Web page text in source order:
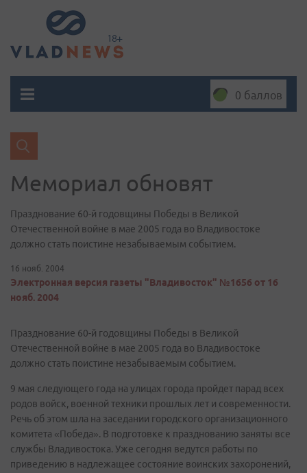
0 баллов
Мемориал обновят
Празднование 60-й годовщины Победы в Великой
Отечественной войне в мае 2005 года во Владивостоке
должно стать поистине незабываемым событием.
16 нояб. 2004
Электронная версия газеты "Владивосток" №1656 от 16
нояб. 2004
Празднование 60-й годовщины Победы в Великой
Отечественной войне в мае 2005 года во Владивостоке
должно стать поистине незабываемым событием.
9 мая следующего года на улицах города пройдет парад всех
родов войск, военной техники прошлых лет и современности.
Речь об этом шла на заседании городского организационного
комитета «Победа». В подготовке к празднованию заняты все
службы Владивостока. Уже сегодня ведутся работы по
приведению в надлежащее состояние воинских захоронений,